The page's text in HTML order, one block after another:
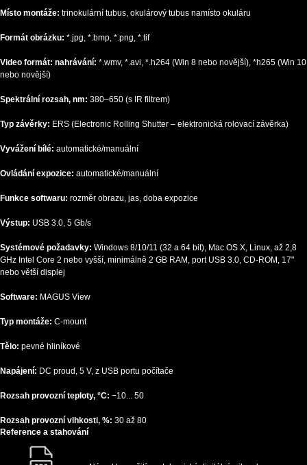
Místo montáže: trinokulární tubus, okulárový tubus namísto okuláru
Formát obrázku: *.jpg, *.bmp, *.png, *.tif
Video formát: nahrávání: *.wmv, *.avi, *.h264 (Win 8 nebo novější), *h265 (Win 10
nebo novější)
Spektrální rozsah, nm: 380–650 (s IR filtrem)
Typ závěrky: ERS (Electronic Rolling Shutter – elektronická rolovací závěrka)
Vyvážení bílé: automatické/manuální
Ovládání expozice: automatické/manuální
Funkce softwaru: rozměr obrazu, jas, doba expozice
Výstup: USB 3.0, 5 Gb/s
Systémové požadavky: Windows 8/10/11 (32 a 64 bit), Mac OS X, Linux, až 2,8
GHz Intel Core 2 nebo vyšší, minimálně 2 GB RAM, port USB 3.0, CD-ROM, 17"
nebo větší displej
Software: MAGUS View
Typ montáže: C-mount
Tělo: pevné hliníkové
Napájení: DC proud, 5 V, z USB portu počítače
Rozsah provozní teploty, °C: −10... 50
Rozsah provozní vlhkosti, %: 30 až 80
Reference a stahování